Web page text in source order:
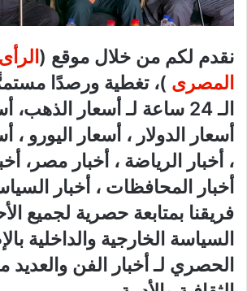
نقدم لكم من خلال موقع (
المصرى )، تغطية ورصدًا
الـ 24 ساعة لـ أسعار
أسعار الدولار ، أسعار اليورو ،
، أخبار الرياضة ، أخبار مصر،
أخبار المحافظات ، أخبار
فريقنا بمتابعة حصرية لجميع
السياسة الخارجية والداخلية
الحصري لـ أخبار الفن